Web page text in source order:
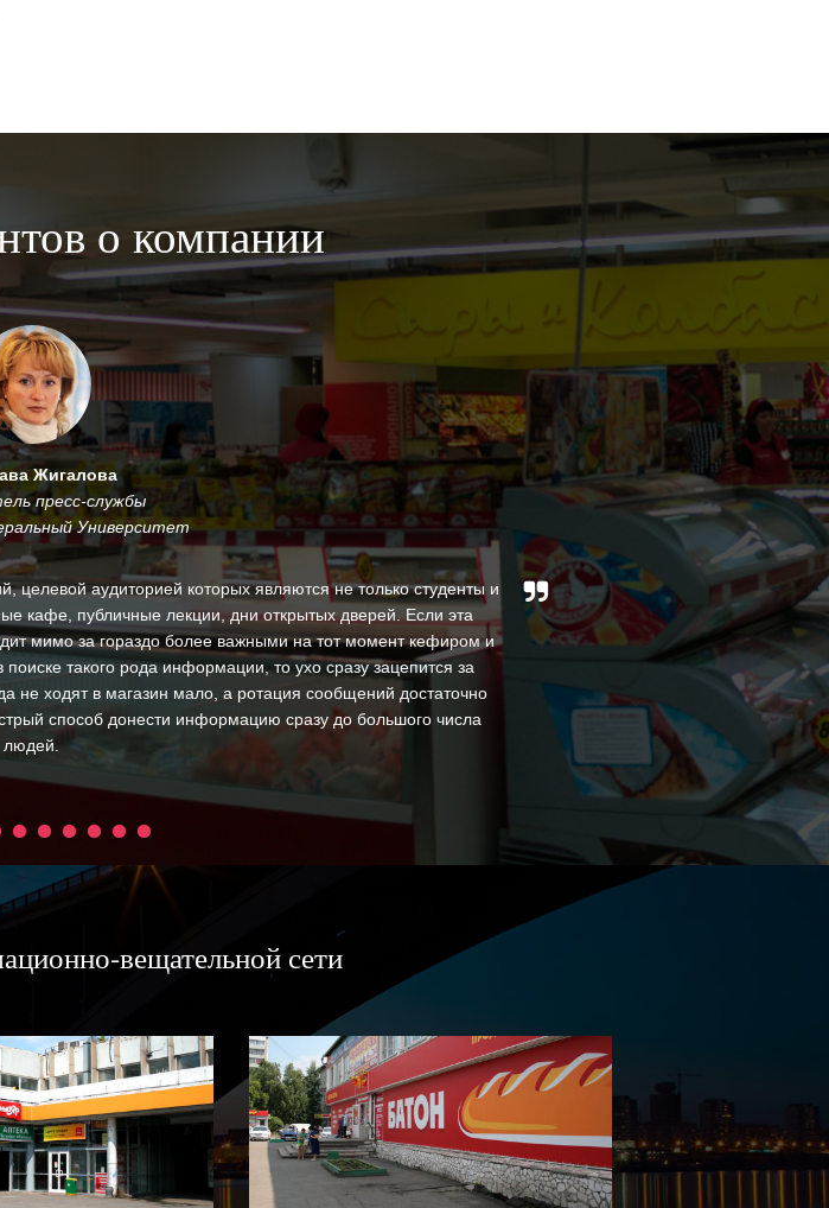
о компании
Жигалова
пресс-службы
Университет
целевой аудиторией которых являются не только студенты и
кафе, публичные лекции, дни открытых дверей. Если эта
мимо за гораздо более важными на тот момент кефиром и
такого рода информации, то ухо сразу зацепится за
не ходят в магазин мало, а ротация сообщений достаточно
способ донести информацию сразу до большого числа
людей.
За время нашей
высокими
квалифицированы и
В процессе своей
оперативность в
вещательной сети